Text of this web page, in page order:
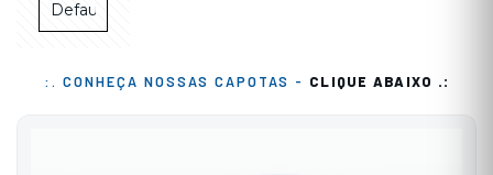
:. CONHEÇA NOSSAS CAPOTAS - CLIQUE ABAIXO .: